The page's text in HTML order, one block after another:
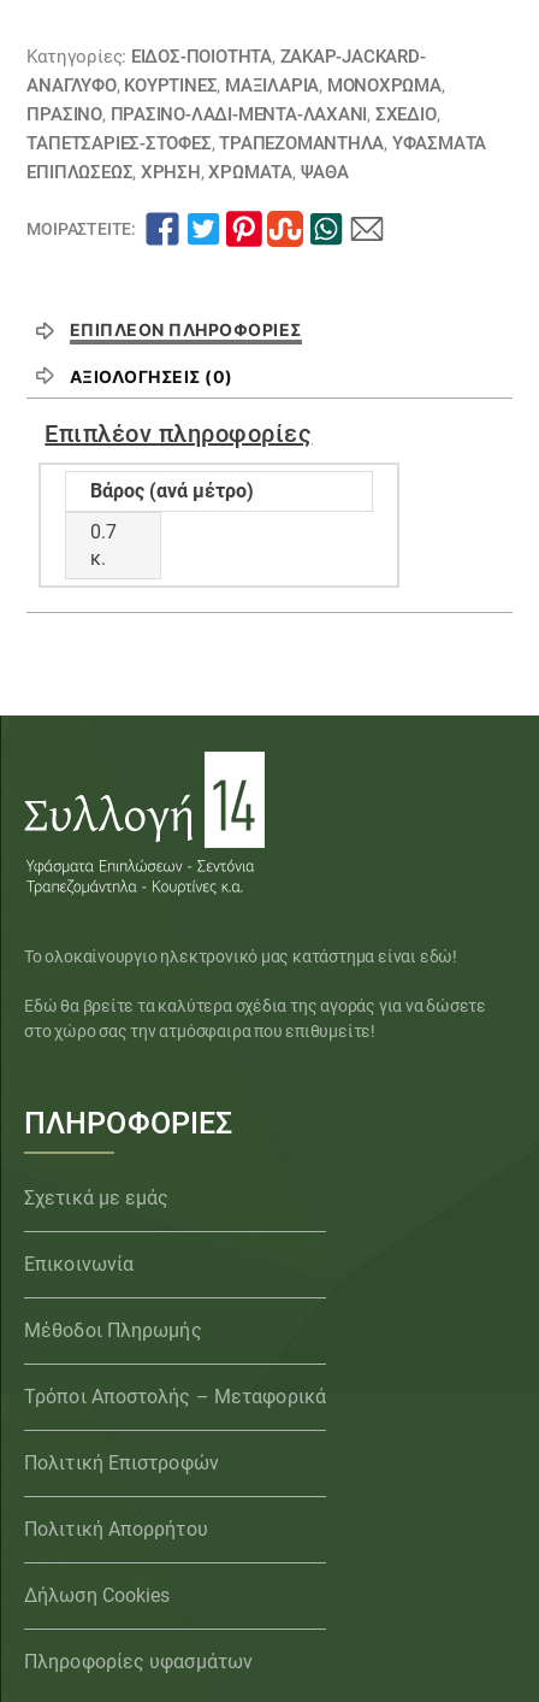
ποσότητα
Κατηγορίες: ΕΙΔΟΣ-ΠΟΙΟΤΗΤΑ, ΖΑΚΆΡ-JACKARD-
ΑΝΆΓΛΥΦΟ, ΚΟΥΡΤΊΝΕΣ, ΜΑΞΙΛΆΡΙΑ, ΜΟΝΌΧΡΩΜΑ,
ΠΡΑΣΙΝΟ, ΠΡΑΣΙΝΟ-ΛΑΔΙ-ΜΕΝΤΑ-ΛΑΧΑΝΙ , ΣΧΕΔΙΟ,
ΤΑΠΕΤΣΑΡΙΕΣ-ΣΤΟΦΕΣ,ΤΡΑΠΕΖΟΜΆΝΤΗΛΑ, ΥΦΆΣΜΑΤΑ
ΕΠΙΠΛΏΣΕΩΣ, ΧΡΗΣΗ ,ΧΡΏΜΑΤΑ, ΨΑΘΑ
ΜΟΙΡΑΣΤΕΊΤΕ:
ΕΠΙΠΛΈΟΝ ΠΛΗΡΟΦΟΡΊΕΣ
ΑΞΙΟΛΟΓΉΣΕΙΣ (0)
Επιπλέον πληροφορίες
Βάρος (ανά μέτρο)
0.7
κ.
Το ολοκαίνουργιο ηλεκτρονικό μας κατάστημα είναι εδώ!
Εδώ θα βρείτε τα καλύτερα σχέδια της αγοράς για να δώσετε
στο χώρο σας την ατμόσφαιρα που επιθυμείτε!
ΠΛΗΡΟΦΟΡΙΕΣ
Σχετικά με εμάς
Επικοινωνία
Μέθοδοι Πληρωμής
Τρόποι Αποστολής – Μεταφορικά
Πολιτική Επιστροφών
Πολιτική Απορρήτου
Δήλωση Cookies
Πληροφορίες υφασμάτων